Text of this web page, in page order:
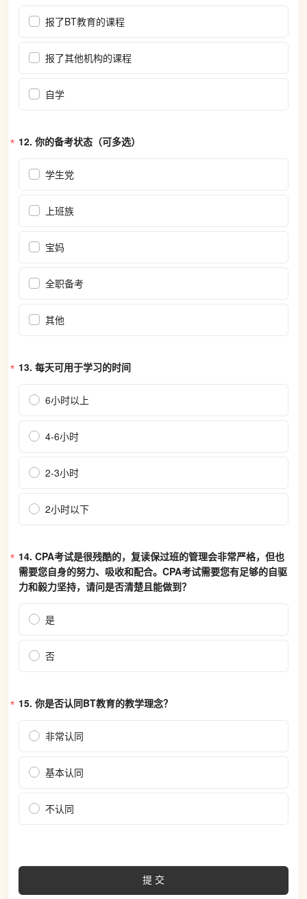
报了BT教育的课程
报了其他机构的课程
自学
12. 你的备考状态（可多选）
学生党
上班族
宝妈
全职备考
其他
13. 每天可用于学习的时间
6小时以上
4-6小时
2-3小时
2小时以下
14. CPA考试是很残酷的，复读保过班的管理会非常严格，但也
需要您自身的努力、吸收和配合。CPA考试需要您有足够的自驱
力和毅力坚持，请问是否清楚且能做到？
是
否
15. 你是否认同BT教育的教学理念？
非常认同
基本认同
不认同
提交